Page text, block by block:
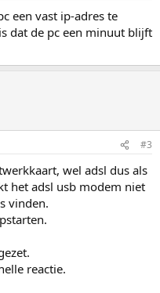
een vast ip-adres te
dat de pc een minuut blijft
#3
wel adsl dus als
het adsl usb modem niet
vinden.
reactie.